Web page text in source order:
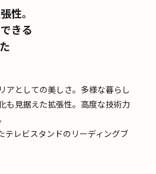
性。
きる
アとしての美しさ。多様な暮らし
も見据えた拡張性。高度な技術力
テレビスタンドのリーディングブ